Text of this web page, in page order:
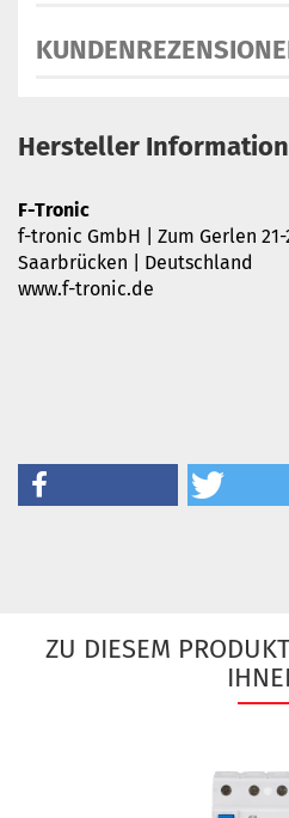
Hersteller
F-Tronic
f-tronic GmbH | Zum Gerlen 21-
Saarbrücken | Deutschland
www.f-tronic.de
ZU DIESEM